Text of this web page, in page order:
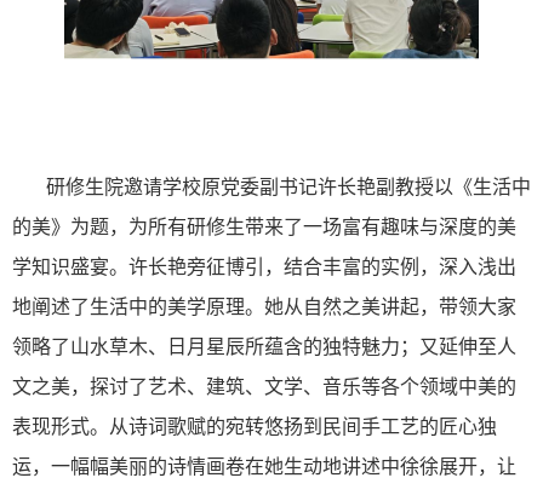
研修生院邀请学校原党委副书记许长艳副教授以《生活中
的美》为题，为所有研修生带来了一场富有趣味与深度的美
学知识盛宴。许长艳旁征博引，结合丰富的实例，深入浅出
地阐述了生活中的美学原理。她从自然之美讲起，带领大家
领略了山水草木、日月星辰所蕴含的独特魅力；又延伸至人
文之美，探讨了艺术、建筑、文学、音乐等各个领域中美的
表现形式。从诗词歌赋的宛转悠扬到民间手工艺的匠心独
运，一幅幅美丽的诗情画卷在她生动地讲述中徐徐展开，让